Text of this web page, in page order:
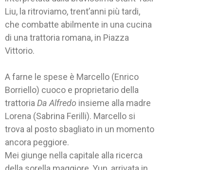
Liu, la ritroviamo, trent’anni più tardi,
che combatte abilmente in una cucina
di una trattoria romana, in Piazza
Vittorio.
A farne le spese è Marcello (Enrico
Borriello) cuoco e proprietario della
trattoria Da Alfredo insieme alla madre
Lorena (Sabrina Ferilli). Marcello si
trova al posto sbagliato in un momento
ancora peggiore.
Mei giunge nella capitale alla ricerca